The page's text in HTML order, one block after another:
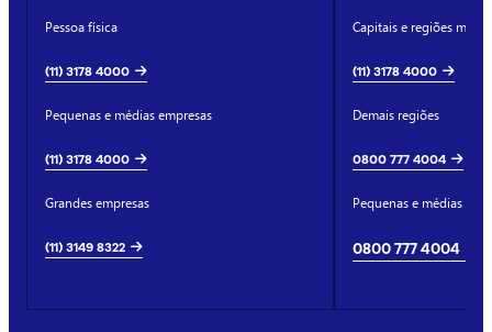
Pessoa física
(11) 3178 4000
Pequenas e médias empresas
(11) 3178 4000
Grandes empresas
(11) 3149 8322
Capitais e regiões
(11) 3178 4000
Demais regiões
0800 777 4004
Pequenas e médias
0800 777 4004